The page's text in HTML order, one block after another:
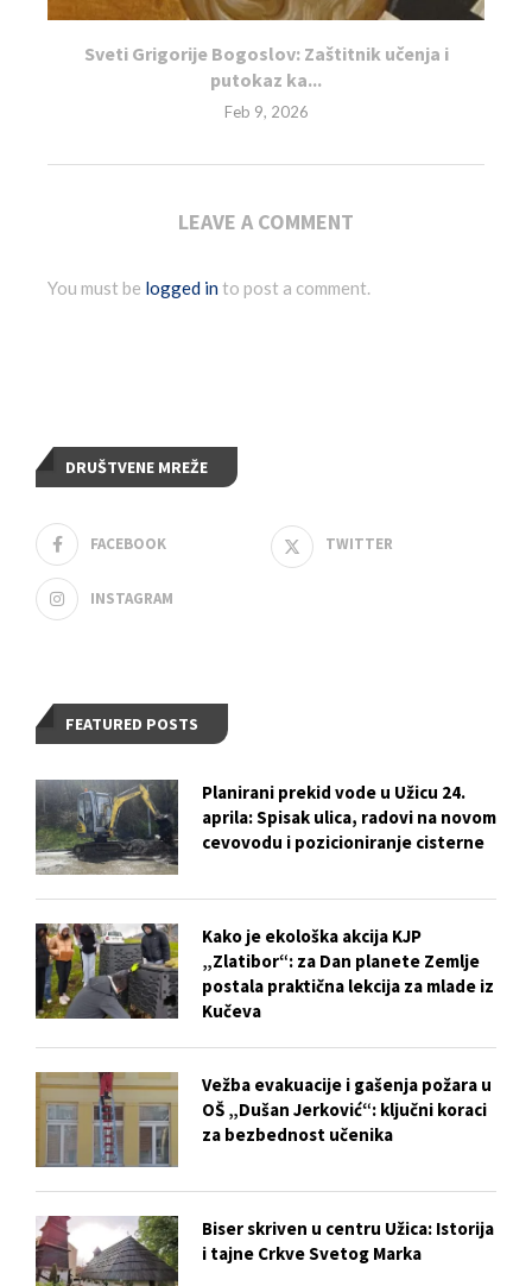
Sveti Grigorije Bogoslov: Zaštitnik učenja i
putokaz ka...
Feb 9, 2026
LEAVE A COMMENT
You must be logged into post a comment.
DRUŠTVENE MREŽE
FACEBOOK TWITTER
INSTAGRAM
FEATURED POSTS
Planirani prekid vode u Užicu 24.
aprila: Spisak ulica, radovi na novom
cevovodu i pozicioniranje cisterne
Kako je ekološka akcija KJP
„Zlatibor“: za Dan planete Zemlje
postala praktična lekcija za mlade iz
Kučeva
Vežba evakuacije i gašenja požara u
OŠ „Dušan Jerković“: ključni koraci
za bezbednost učenika
Biser skriven u centru Užica: Istorija
i tajne Crkve Svetog Marka